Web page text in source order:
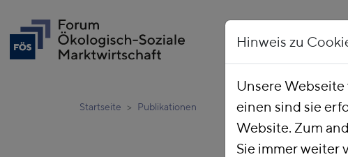
Startseite Publikationen
Hinweis zu
Unsere
einen sind sie
Website. Zum
Sie immer weiter